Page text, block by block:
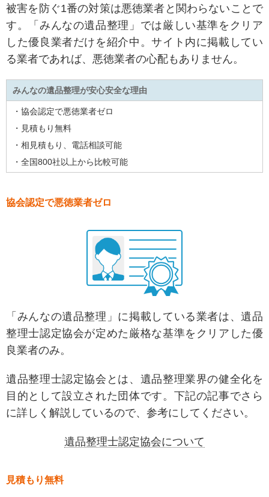
被害を防ぐ1番の対策は悪徳業者と関わらないことで
す。
「みんなの遺品整理」では厳しい基準をクリア
した優良業者だけを紹介中。サイト内に掲載してい
る業者であれば、悪徳業者の心配もありません。
みんなの遺品整理が安心安全な理由
・協会認定で悪徳業者ゼロ
・見積もり無料
・相見積もり、電話相談可能
・全国800社以上から比較可能
協会認定で悪徳業者ゼロ
「みんなの遺品整理」に掲載している業者は、遺品
整理士認定協会が定めた厳格な基準をクリアした優
良業者のみ。
遺品整理士認定協会とは、遺品整理業界の健全化を
目的として設立された団体です。 下記の記事でさら
に詳しく解説しているので、参考にしてください。
遺品整理士認定協会について
見積もり無料